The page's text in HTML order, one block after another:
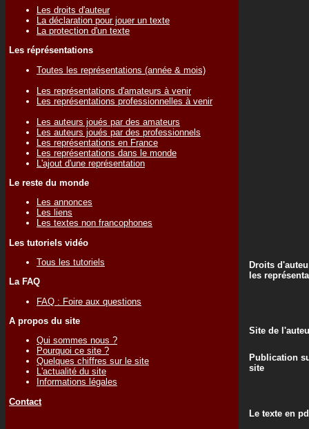
Les droits d'auteur
La déclaration pour jouer un texte
La protection d'un texte
Les réprésentations
Toutes les représentations (année & mois)
Les représentations d'amateurs à venir
Les représentations professionnelles à venir
Les auteurs joués par des amateurs
Les auteurs joués par des professionnels
Les représentations en France
Les représentations dans le monde
L'ajout d'une représentation
Le reste du monde
Les annonces
Les liens
Les textes non francophones
Les tutoriels vidéo
Tous les tutoriels
La FAQ
FAQ : Foire aux questions
A propos du site
Qui sommes nous ?
Pourquoi ce site ?
Quelques chiffres sur le site
L'actualité du site
Informations légales
Contact
Droits
les
Site de
Publication
site
Le texte en